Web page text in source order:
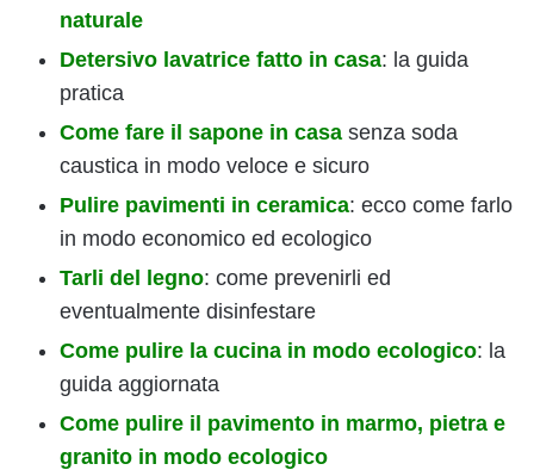
naturale
Detersivo lavatrice fatto in casa: la guida
pratica
Come fare il sapone in casa senza soda
caustica in modo veloce e sicuro
Pulire pavimenti in ceramica: ecco come farlo
in modo economico ed ecologico
Tarli del legno: come prevenirli ed
eventualmente disinfestare
Come pulire la cucina in modo ecologico: la
guida aggiornata
Come pulire il pavimento in marmo, pietra e
granito in modo ecologico